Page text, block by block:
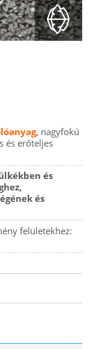
nagyfokú
és erőteljes
és
és
felületekhez: